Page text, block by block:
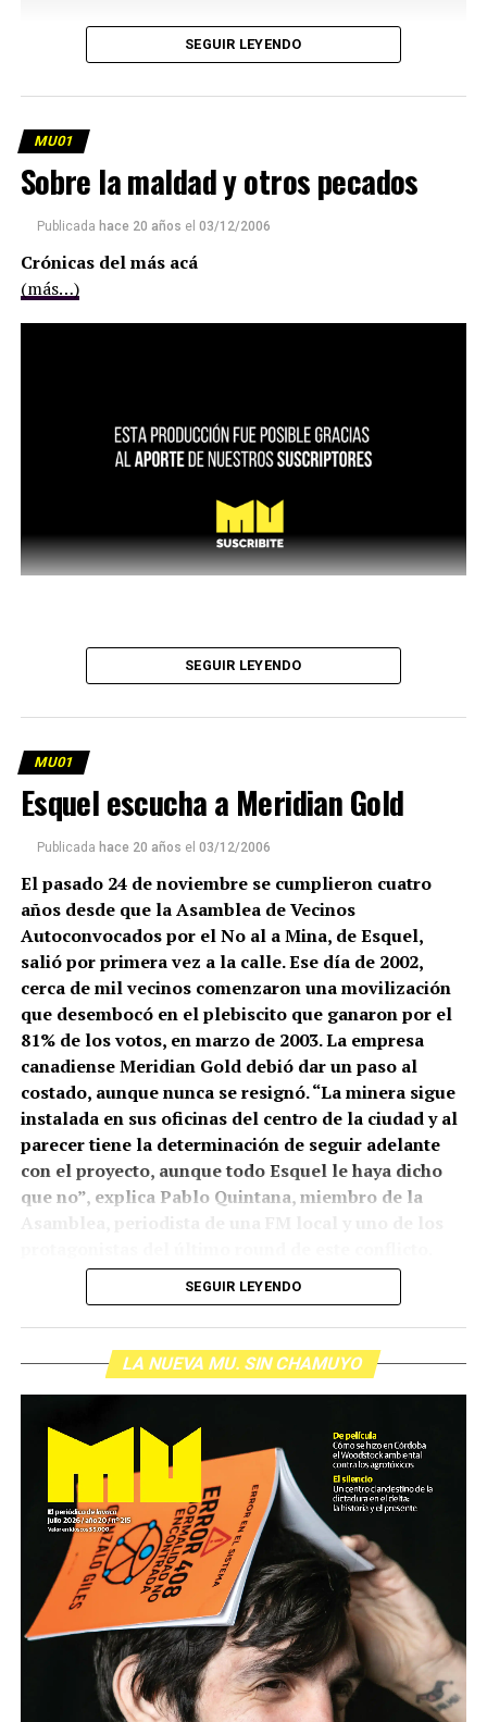
SEGUIR LEYENDO
MU01
Sobre la maldad y otros pecados
Publicada hace 20 años el 03/12/2006
Crónicas del más acá
(más…)
SEGUIR LEYENDO
MU01
Esquel escucha a Meridian Gold
Publicada hace 20 años el 03/12/2006
El pasado 24 de noviembre se cumplieron cuatro
años desde que la Asamblea de Vecinos
Autoconvocados por el No al a Mina, de Esquel,
salió por primera vez a la calle. Ese día de 2002,
cerca de mil vecinos comenzaron una movilización
que desembocó en el plebiscito que ganaron por el
81% de los votos, en marzo de 2003. La empresa
canadiense Meridian Gold debió dar un paso al
costado, aunque nunca se resignó. “La minera sigue
instalada en sus oficinas del centro de la ciudad y al
parecer tiene la determinación de seguir adelante
con el proyecto, aunque todo Esquel le haya dicho
que no”, explica Pablo Quintana, miembro de la
SEGUIR LEYENDO
LA NUEVA MU. SIN CHAMUYO